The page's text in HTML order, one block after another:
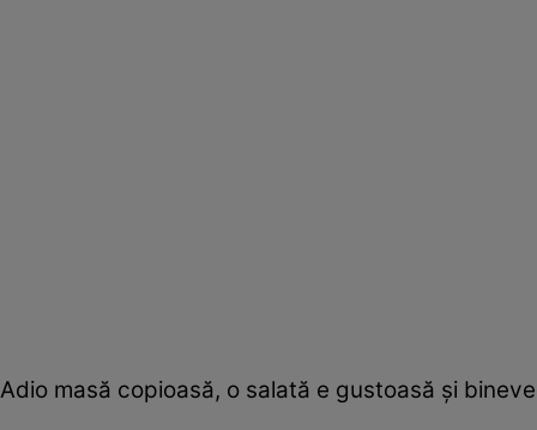
Adio masă copioasă, o salată e gustoasă şi